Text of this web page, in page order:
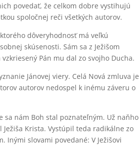
povedať, že celkom dobre vystihujú
spoločnej reči všetkých autorov.
dôveryhodnosť má veľkú
skúsenosti. Sám sa z Ježišom
Pán mu dal zo svojho Ducha.
Jánovej viery. Celá Nová zmluva je
autorov nedospel k inému záveru o
sa nám Boh stal poznateľným. Už naňho
Krista. Vystúpil teda radikálne zo
Inými slovami povedané: V Ježišovi